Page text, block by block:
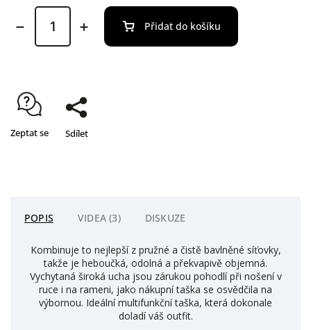
Přidat do košíku
Zeptat se Sdílet
POPIS VIDEA (3) DISKUZE
Kombinuje to nejlepší z pružné a čistě bavlněné síťovky,
takže je heboučká, odolná a překvapivě objemná.
Vychytaná široká ucha jsou zárukou pohodlí při nošení v
ruce i na rameni, jako nákupní taška se osvědčila na
výbornou. Ideální multifunkční taška, která dokonale
doladí váš outfit.